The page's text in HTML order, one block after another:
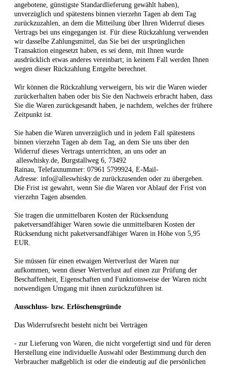
angebotene, günstigste Standardlieferung gewählt haben),
unverzüglich und spätestens binnen vierzehn Tagen ab dem Tag
zurückzuzahlen, an dem die Mitteilung über Ihren Widerruf dieses
Vertrags bei uns eingegangen ist. Für diese Rückzahlung verwenden
wir dasselbe Zahlungsmittel, das Sie bei der ursprünglichen
Transaktion eingesetzt haben, es sei denn, mit Ihnen wurde
ausdrücklich etwas anderes vereinbart; in keinem Fall werden Ihnen
wegen dieser Rückzahlung Entgelte berechnet.
Wir können die Rückzahlung verweigern, bis wir die Waren wieder
zurückerhalten haben oder bis Sie den Nachweis erbracht haben, dass
Sie die Waren zurückgesandt haben, je nachdem, welches der frühere
Zeitpunkt ist.
Sie haben die Waren unverzüglich und in jedem Fall spätestens
binnen vierzehn Tagen ab dem Tag, an dem Sie uns über den
Widerruf dieses Vertrags unterrichten, an uns oder an
alleswhisky.de, Burgstallweg 6, 73492
Rainau Telefaxnummer: 07961 5799924, E-Mail-
Adresse: info@alleswhisky.de zurückzusenden oder zu übergeben.
Die Frist ist gewahrt, wenn Sie die Waren vor Ablauf der Frist von
vierzehn Tagen absenden.
Sie tragen die unmittelbaren Kosten der Rücksendung
paketversandfähiger Waren sowie die unmittelbaren Kosten der
Rücksendung nicht paketversandfähiger Waren in Höhe von 5,95
EUR.
Sie müssen für einen etwaigen Wertverlust der Waren nur
aufkommen, wenn dieser Wertverlust auf einen zur Prüfung der
Beschaffenheit, Eigenschaften und Funktionsweise der Waren nicht
notwendigen Umgang mit ihnen zurückzuführen ist.
Ausschluss- bzw. Erlöschensgründe
Das Widerrufsrecht besteht nicht bei Verträgen
- zur Lieferung von Waren, die nicht vorgefertigt sind und für deren
Herstellung eine individuelle Auswahl oder Bestimmung durch den
Verbraucher maßgeblich ist oder die eindeutig auf die persönlichen